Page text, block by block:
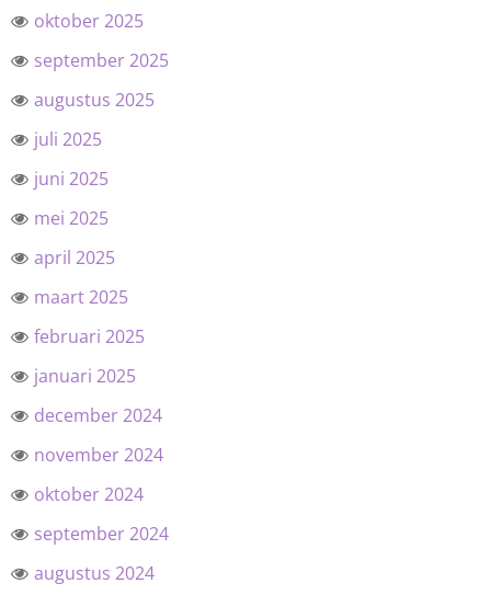
oktober 2025
september 2025
augustus 2025
juli 2025
juni 2025
mei 2025
april 2025
maart 2025
februari 2025
januari 2025
december 2024
november 2024
oktober 2024
september 2024
augustus 2024